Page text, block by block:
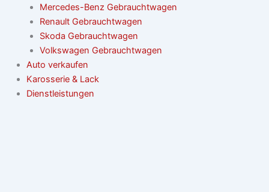
Mercedes-Benz Gebrauchtwagen
Renault Gebrauchtwagen
Skoda Gebrauchtwagen
Volkswagen Gebrauchtwagen
Auto verkaufen
Karosserie & Lack
Dienstleistungen